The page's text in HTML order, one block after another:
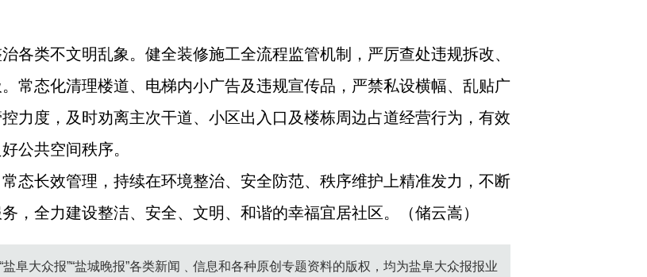
各类不文明乱象。健全装修施工全流程监管机制，严厉查处违规拆改、
常态化清理楼道、电梯内小广告及违规宣传品，严禁私设横幅、乱贴广
力度，及时劝离主次干道、小区出入口及楼栋周边占道经营行为，有效
公共空间秩序。
态长效管理，持续在环境整治、安全防范、秩序维护上精准发力，不断
，全力建设整洁、安全、文明、和谐的幸福宜居社区。（储云嵩）
阜大众报”“盐城晚报”各类新闻﹑信息和各种原创专题资料的版权，均为盐阜大众报报业